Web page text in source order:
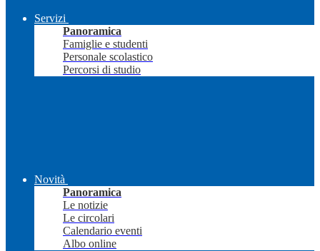
Servizi
Panoramica
Famiglie e studenti
Personale scolastico
Percorsi di studio
Novità
Panoramica
Le notizie
Le circolari
Calendario eventi
Albo online